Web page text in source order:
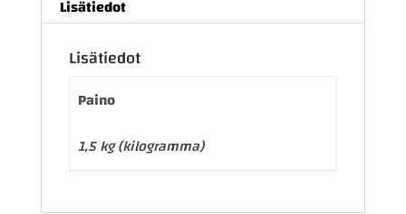
Lisätiedot
Lisätiedot
Paino
1,5 kg (kilogramma)